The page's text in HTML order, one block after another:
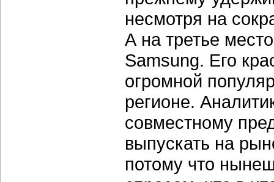
несмотря на
А на третье
Samsung. Его
огромной
регионе.
совместному
выпускать на
потому что